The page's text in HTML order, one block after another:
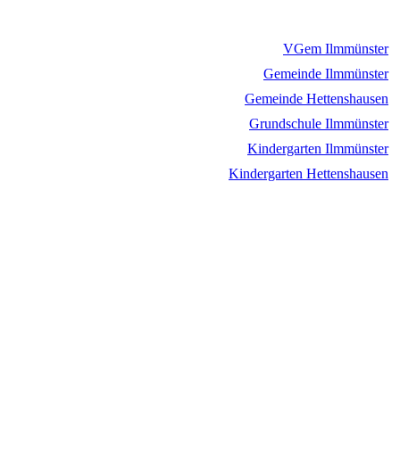
VGem Ilmmünster
Gemeinde Ilmmünster
Gemeinde Hettenshausen
Grundschule Ilmmünster
Kindergarten Ilmmünster
Kindergarten Hettenshausen